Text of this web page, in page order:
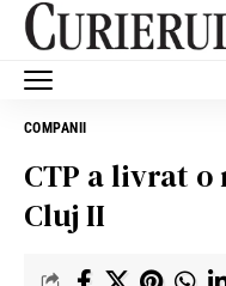
COMPANII
CTP a livrat o
Cluj II